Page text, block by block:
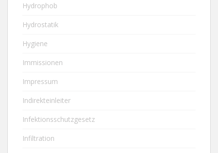
Hydrophob
Hydrostatik
Hygiene
Immissionen
Impressum
Indirekteinleiter
Infektionsschutzgesetz
Infiltration